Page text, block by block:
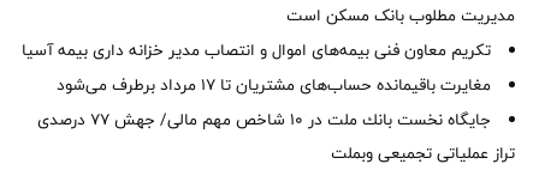
مدیریت مطلوب بانک مسکن است
تکریم معاون فنی بیمه‌های اموال و انتصاب مدیر خزانه داری بیمه آسیا
مغایرت‌ باقیمانده حساب‌های مشتریان تا ۱۷ مرداد برطرف می‌شود
جایگاه نخست بانك ملت در 10 شاخص مهم مالی/ جهش 77 درصدی
تراز عملیاتی تجمیعی وبملت